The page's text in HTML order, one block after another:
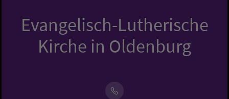
Evangelisch-Lutherische
Kirche in Oldenburg